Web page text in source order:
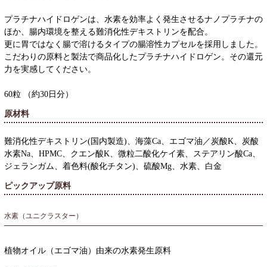
プラチナハイドロゲンは、水素を効率よく発生させるナノプラチナの
ほか、腸内環境を整える難消化性デキストリンを配合。
更に胃ではなく腸で溶けるタイプの腸溶性カプセルを採用しました。
こだわりの原料と製法で商品化したプラチナハイドロゲン。その還元
力を実感してください。
60粒 （約30日分）
原材料
難消化性デキストリン(国内製造)、海藻Ca、エゴマ油／炭酸K、炭酸
水素Na、HPMC、クエン酸K、微粒二酸化ケイ素、ステアリン酸Ca、
ジェランガム、着色料(酸化チタン)、硫酸Mg、水素、白金
ピックアップ原料
水素（ユニクラスター）
植物オイル（エゴマ油）由来の水素発生原料